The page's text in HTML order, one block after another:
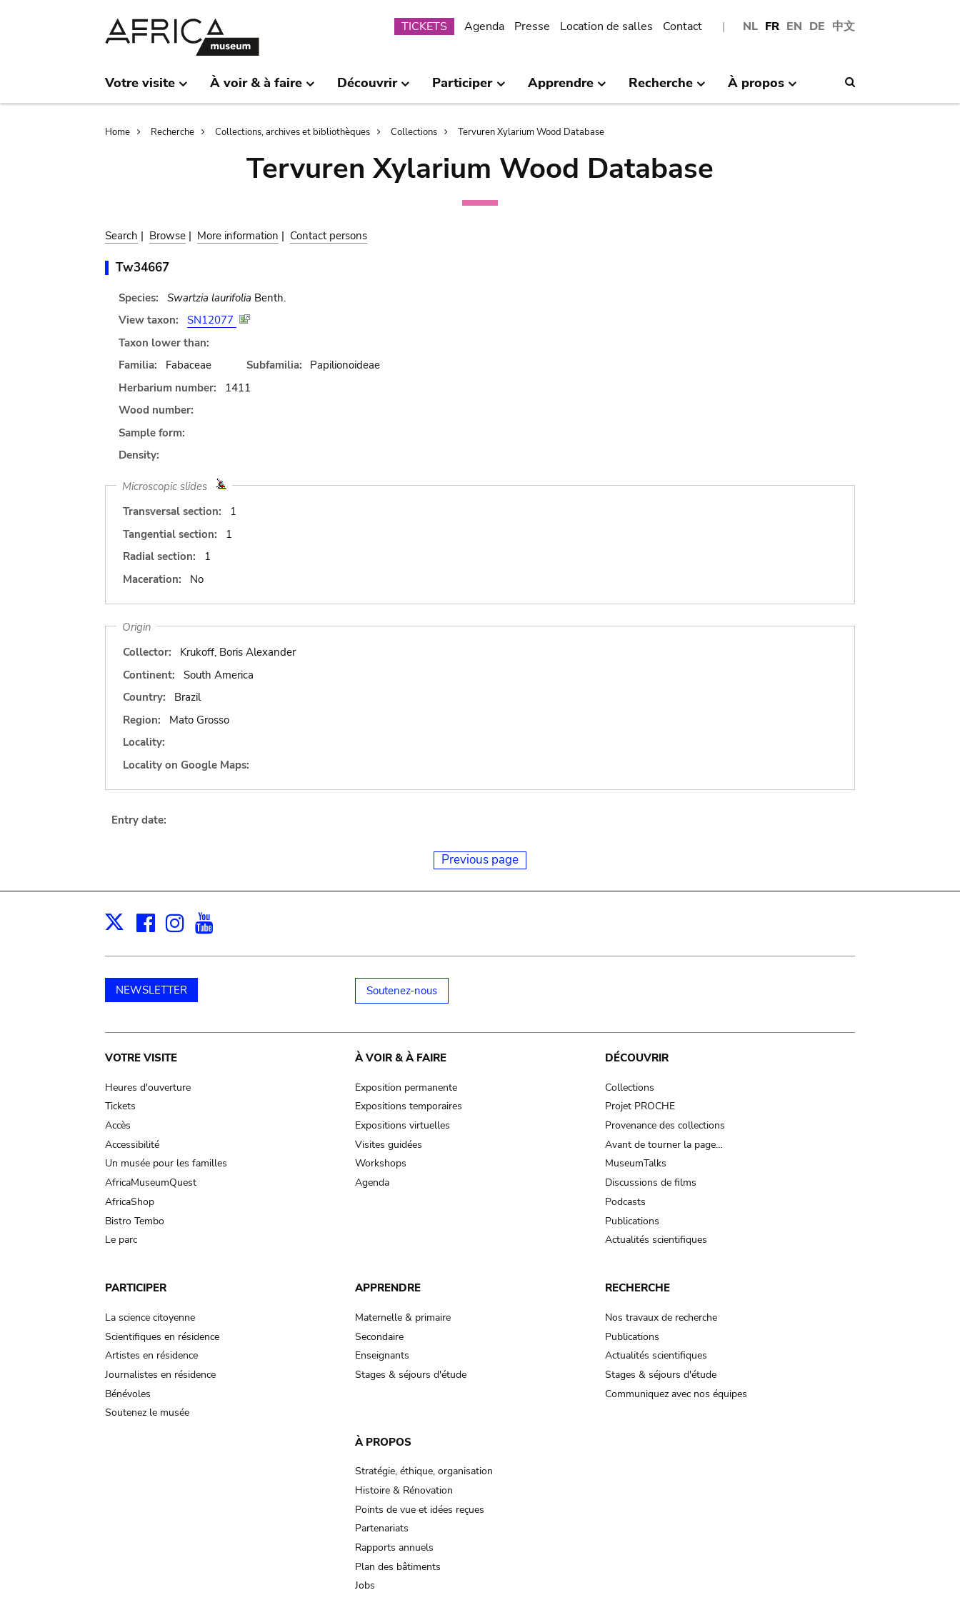
NL FR EN DE 中文
Submenu
TICKETS Agenda Presse Location de salles Contact
Votre visite À voir & à faire Découvrir Participer Apprendre Recherche À propos
Breadcrumb
Home Recherche Collections, archives et bibliothèques Collections Tervuren Xylarium Wood Database
Tervuren Xylarium Wood Database
Search | Browse | More information | Contact persons
Tw34667
Species: Swartzia laurifolia Benth.
View taxon:
SN12077
Taxon lower than:
Familia:
Fabaceae Subfamilia:
Papilionoideae
Herbarium number:
1411
Wood number:
Sample form:
Density:
Microscopic slides
Transversal section:
1
Tangential section:
1
Radial section:
1
Maceration:
No
Origin
Collector:
Krukoff, Boris Alexander
Continent:
South America
Country:
Brazil
Region:
Mato Grosso
Locality:
Locality on Google Maps:
Entry date:
Previous page
X Facebook
Instagram
NEWSLETTER Soutenez-nous
Main
navigation
VOTRE VISITE
Heures d'ouverture
Tickets
Accès
Accessibilité
Un musée pour les familles
AfricaMuseumQuest
AfricaShop
Bistro Tembo
Le parc
À VOIR & À FAIRE
Exposition permanente
Expositions temporaires
Expositions virtuelles
Visites guidées
Workshops
Agenda
DÉCOUVRIR
Collections
Projet PROCHE
Provenance des collections
Avant de tourner la page…
MuseumTalks
Discussions de films
Podcasts
Publications
Actualités scientifiques
PARTICIPER
La science citoyenne
Scientifiques en résidence
Artistes en résidence
Journalistes en résidence
Bénévoles
Soutenez le musée
APPRENDRE
Maternelle & primaire
Secondaire
Enseignants
Stages & séjours d'étude
RECHERCHE
Nos travaux de recherche
Publications
Actualités scientifiques
Stages & séjours d'étude
Communiquez avec nos équipes
À PROPOS
Stratégie, éthique, organisation
Histoire & Rénovation
Points de vue et idées reçues
Partenariats
Rapports annuels
Plan des bâtiments
Jobs